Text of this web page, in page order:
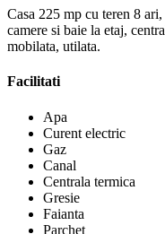
Casa 225 mp cu teren 8
camere si baie la etaj,
mobilata, utilata.
Facilitati
Apa
Curent electric
Gaz
Canal
Centrala termica
Gresie
Faianta
Parchet